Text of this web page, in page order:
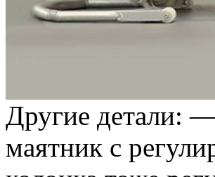
Другие детали:
маятник с